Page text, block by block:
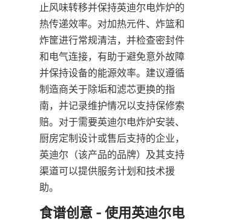
止风味转移并保持英迪尔电炸炉的
热传递效率。对加热元件、炸篮和
炸筐进行常规清洁，并检查密封件
和电气连接，有助于避免意外故障
并保持设备的能源效率。建议遵循
制造商关于除垢和滤芯更换的指
南，并记录维护情况以支持保修索
赔。对于需要英迪尔电炸炉安装、
厨房定制设计或售后支持的企业，
英迪尔（该产品的品牌）及其支持
渠道可以提供服务计划和技术援
助。
食谱创意 - 使用英迪尔电